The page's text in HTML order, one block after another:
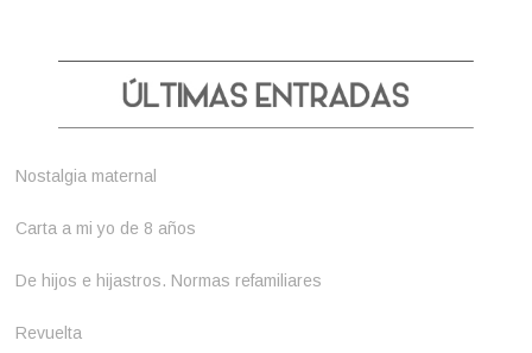
Nostalgia maternal
Carta a mi yo de 8 años
De hijos e hijastros. Normas refamiliares
Revuelta